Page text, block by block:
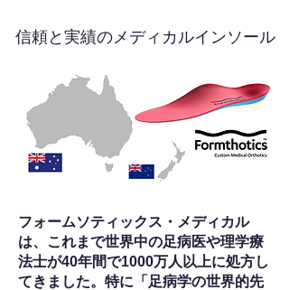
信頼と実績のメディカルインソール
フォームソティックス・メディカル
は、これまで世界中の足病医や理学療
法士が40年間で1000万人以上に処方し
てきました。特に「足病学の世界的先